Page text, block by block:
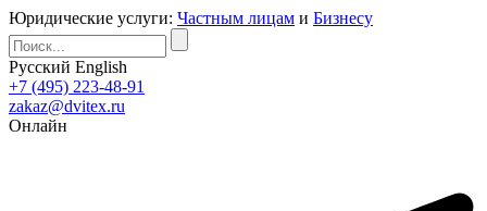
Юридические услуги: Частным лицам и Бизнесу
Русский English
+7 (495) 223-48-91
zakaz@dvitex.ru
Онлайн